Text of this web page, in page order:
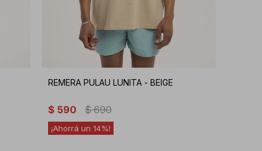
REMERA PULAU LUNITA - BEIGE
$ 590 $ 690
14